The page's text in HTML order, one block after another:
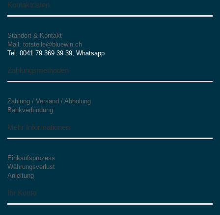
Kontaktdaten
Standort & Kontakt
Mail: totsteile@bluewin.ch
Tel. 0041 79 369 39 39, Whatsapp
Zahlungsmethoden
Zahlung / Versand / Abholung
Bankverbindung
Mehr Informationen
Einkaufsprozess
Währungsverlust
Anleitung
Ihr Konto